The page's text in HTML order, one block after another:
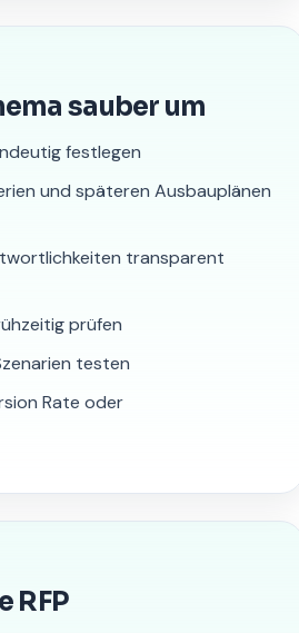
sauber um
festlegen
und späteren Ausbauplänen
transparent
prüfen
testen
Rate oder
RFP